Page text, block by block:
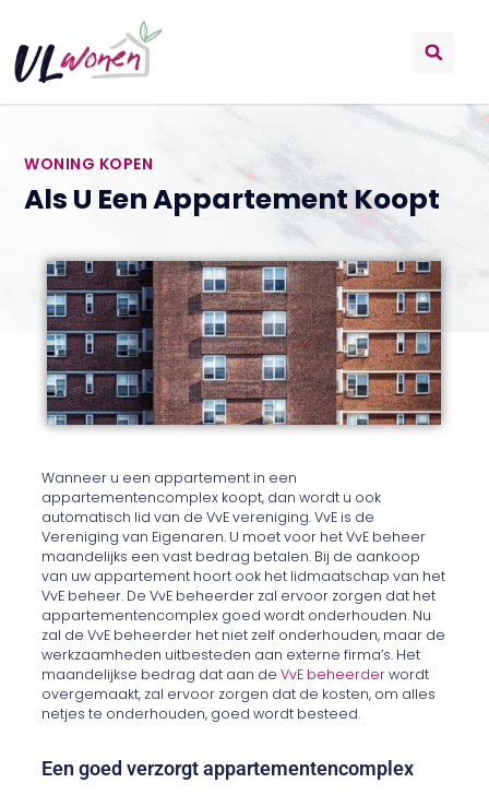
WONING KOPEN
Als U Een Appartement Koopt
Wanneer u een appartement in een
appartementencomplex koopt, dan wordt u ook
automatisch lid van de VvE vereniging. VvE is de
Vereniging van Eigenaren. U moet voor het VvE beheer
maandelijks een vast bedrag betalen. Bij de aankoop
van uw appartement hoort ook het lidmaatschap van het
VvE beheer. De VvE beheerder zal ervoor zorgen dat het
appartementencomplex goed wordt onderhouden. Nu
zal de VvE beheerder het niet zelf onderhouden, maar de
werkzaamheden uitbesteden aan externe firma’s. Het
maandelijkse bedrag dat aan deVvE beheerderwordt
overgemaakt, zal ervoor zorgen dat de kosten, om alles
netjes te onderhouden, goed wordt besteed.
Een goed verzorgt appartementencomplex